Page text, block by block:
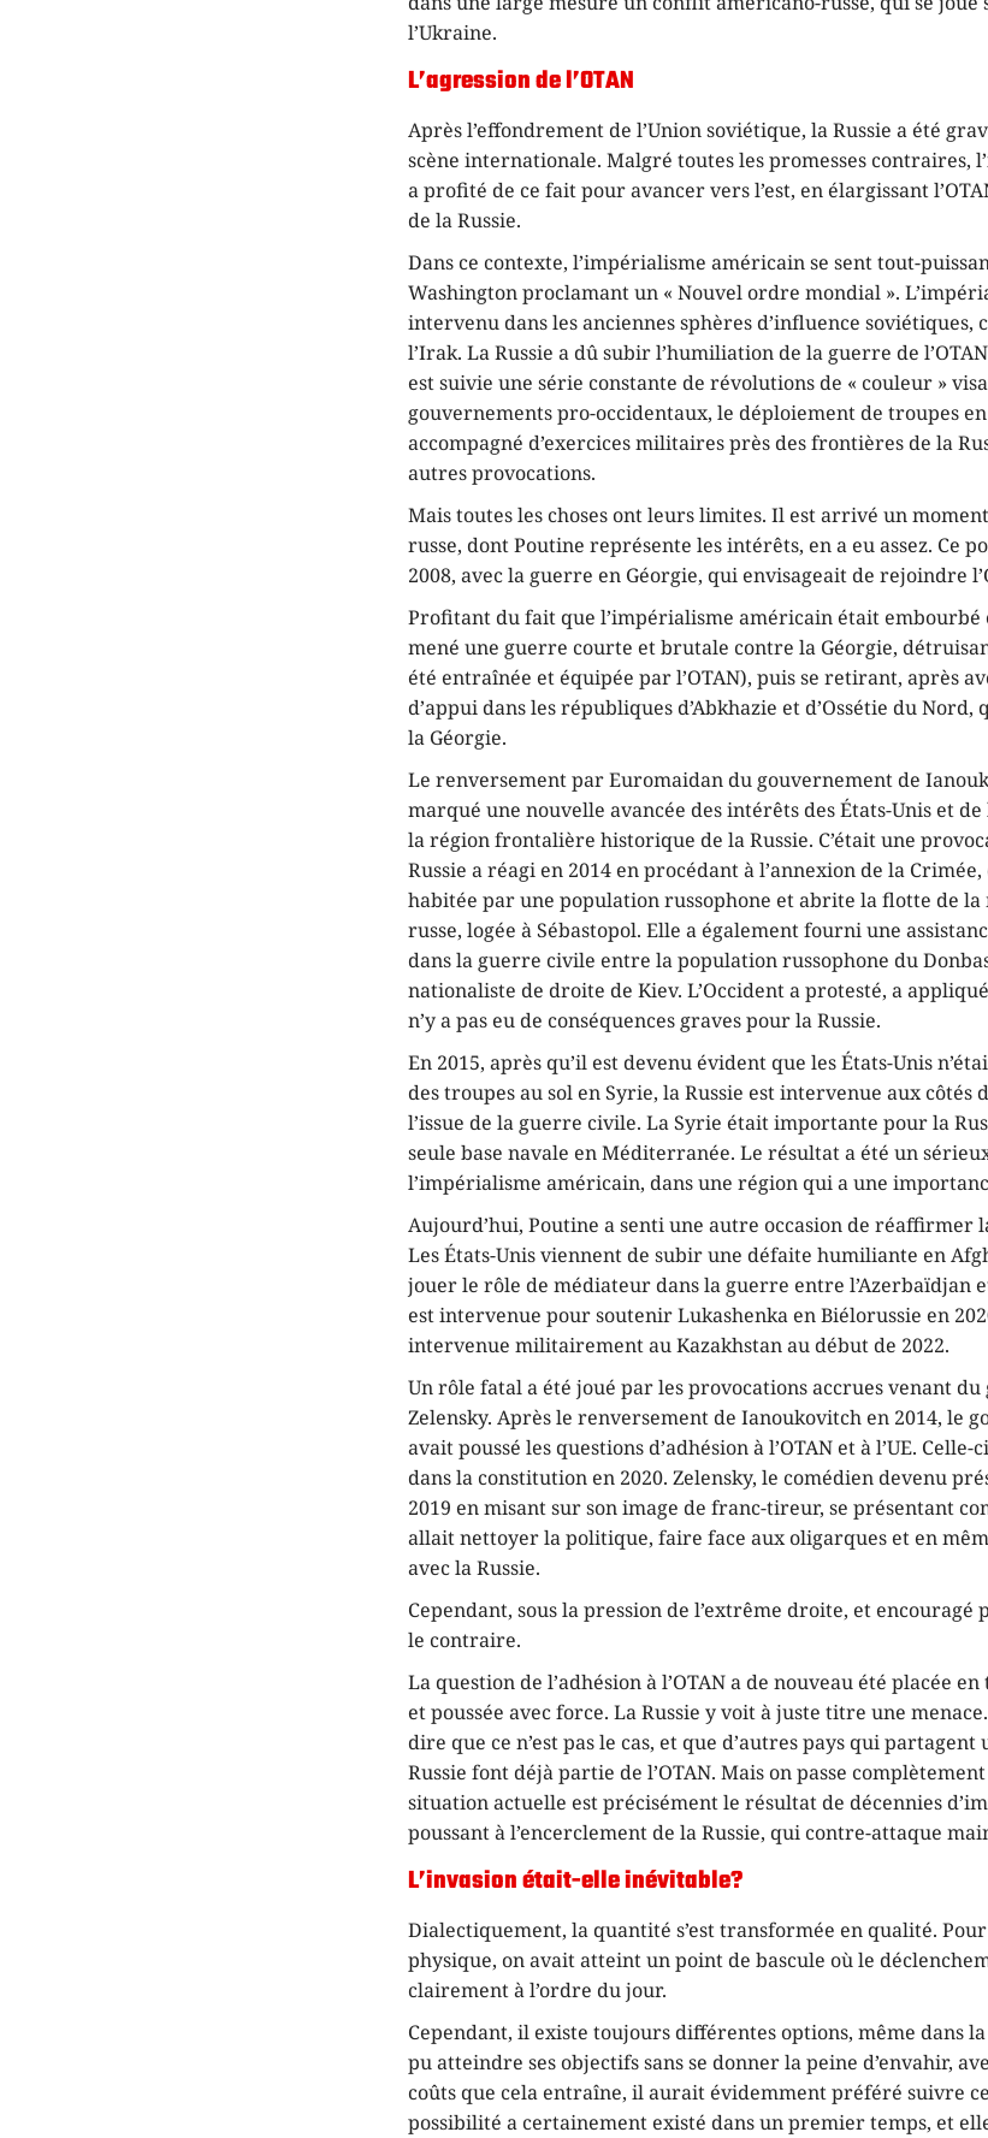
l’Ukraine.
L’agression de l’OTAN
Après l’effondrement de l’Union soviétique, la Russie a été
scène internationale. Malgré toutes les promesses contraires,
a profité de ce fait pour avancer vers l’est, en élargissant
de la Russie.
Dans ce contexte, l’impérialisme américain se sent tout-
Washington proclamant un « Nouvel ordre mondial ».
intervenu dans les anciennes sphères d’influence soviétiques,
l’Irak. La Russie a dû subir l’humiliation de la guerre de
est suivie une série constante de révolutions de « couleur »
gouvernements pro-occidentaux, le déploiement de troupes en
accompagné d’exercices militaires près des frontières de la
autres provocations.
Mais toutes les choses ont leurs limites. Il est arrivé un
russe, dont Poutine représente les intérêts, en a eu assez. Ce
2008, avec la guerre en Géorgie, qui envisageait de rejoindre
Profitant du fait que l’impérialisme américain était embourbé
mené une guerre courte et brutale contre la Géorgie,
été entraînée et équipée par l’OTAN), puis se retirant, après
d’appui dans les républiques d’Abkhazie et d’Ossétie du Nord,
la Géorgie.
Le renversement par Euromaidan du gouvernement de
marqué une nouvelle avancée des intérêts des États-Unis et de
la région frontalière historique de la Russie. C’était une
Russie a réagi en 2014 en procédant à l’annexion de la
habitée par une population russophone et abrite la flotte de
russe, logée à Sébastopol. Elle a également fourni une
dans la guerre civile entre la population russophone du
nationaliste de droite de Kiev. L’Occident a protesté, a
n’y a pas eu de conséquences graves pour la Russie.
En 2015, après qu’il est devenu évident que les États-Unis
des troupes au sol en Syrie, la Russie est intervenue aux côtés
l’issue de la guerre civile. La Syrie était importante pour la
seule base navale en Méditerranée. Le résultat a été un
l’impérialisme américain, dans une région qui a une
Aujourd’hui, Poutine a senti une autre occasion de réaffirmer
Les États-Unis viennent de subir une défaite humiliante en
jouer le rôle de médiateur dans la guerre entre l’Azerbaïdjan
est intervenue pour soutenir Lukashenka en Biélorussie en
intervenue militairement au Kazakhstan au début de 2022.
Un rôle fatal a été joué par les provocations accrues venant
Zelensky. Après le renversement de Ianoukovitch en 2014, le
avait poussé les questions d’adhésion à l’OTAN et à l’UE.
dans la constitution en 2020. Zelensky, le comédien devenu
2019 en misant sur son image de franc-tireur, se présentant
allait nettoyer la politique, faire face aux oligarques et en
avec la Russie.
Cependant, sous la pression de l’extrême droite, et
le contraire.
La question de l’adhésion à l’OTAN a de nouveau été placée
et poussée avec force. La Russie y voit à juste titre une
dire que ce n’est pas le cas, et que d’autres pays qui
Russie font déjà partie de l’OTAN. Mais on passe
situation actuelle est précisément le résultat de décennies
poussant à l’encerclement de la Russie, qui contre-attaque
L’invasion était-elle inévitable?
Dialectiquement, la quantité s’est transformée en qualité.
physique, on avait atteint un point de bascule où le
clairement à l’ordre du jour.
Cependant, il existe toujours différentes options, même dans
pu atteindre ses objectifs sans se donner la peine d’envahir,
coûts que cela entraîne, il aurait évidemment préféré suivre
possibilité a certainement existé dans un premier temps, et